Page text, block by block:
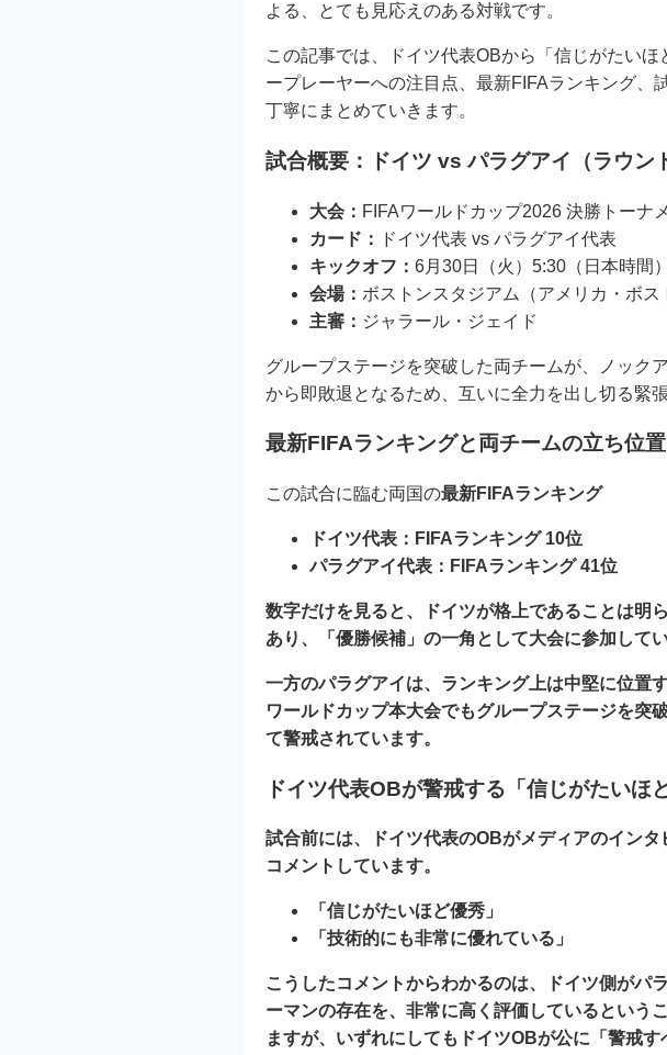
よる、とても見応えのある対戦です。
この記事では、ドイツ代表OBから「信じがたい
ープレーヤーへの注目点、最新FIFAランキング、
丁寧にまとめていきます。
試合概要：ドイツ vs パラグアイ（ラウン
大会： FIFAワールドカップ2026 決勝トーナ
カード：
ドイツ代表 vs パラグアイ代表
キックオフ： 6月30日（火）5:30（日本時間）
会場： ボストンスタジアム（アメリカ・ボス
主審： ジャラール・ジェイド
グループステージを突破した両チームが、ノック
から即敗退となるため、互いに全力を出し切る緊
最新FIFAランキングと両チームの立ち位置
この試合に臨む両国の最新FIFAランキング
ドイツ代表： FIFAランキング 10位
パラグアイ代表： FIFAランキング 41位
数字だけを見ると、ドイツが格上であることは明
あり、「優勝候補」の一角として大会に参加してい
一方のパラグアイは、ランキング上は中堅に位置
ワールドカップ本大会でもグループステージを突
て警戒されています。
ドイツ代表OBが警戒する「信じがたいほ
試合前には、ドイツ代表のOBがメディアのイン
コメントしています。
「 信じがたいほど優秀 」
「 技術的にも非常に優れている 」
こうしたコメントからわかるのは、ドイツ側がパ
ーマンの存在を、非常に高く評価しているという
ますが、いずれにしてもドイツOBが公に「警戒